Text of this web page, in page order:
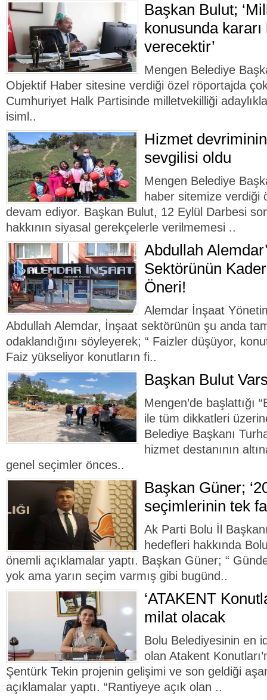
Başkan Bulut;
konusunda
verecektir’
Mengen Belediye
Objektif Haber sitesine verdiği özel röportajda
Cumhuriyet Halk Partisinde milletvekilliği
isiml..
Hizmet
sevgilisi oldu
Mengen Belediye
haber sitemize verdiği
devam ediyor. Başkan Bulut, 12 Eylül Darbesi
hakkının siyasal gerekçelerle verilmemesi ..
Abdullah
Sektörünün
Öneri!
Alemdar İnşaat
Abdullah Alemdar, İnşaat sektörünün şu anda
odaklandığını söyleyerek; “ Faizler düşüyor,
Faiz yükseliyor konutların fi..
Başkan Bulut
Mengen’de başlattığı
ile tüm dikkatleri
Belediye Başkanı
hizmet destanının
genel seçimler önces..
Başkan Güner;
seçimlerinin tek
Ak Parti Bolu İl
hedefleri hakkında
önemli açıklamalar yaptı. Başkan Güner; “
yok ama yarın seçim varmış gibi bugünd..
‘ATAKENT
milat olacak
Bolu Belediyesinin en
olan Atakent
Şentürk Tekin projenin gelişimi ve son geldiği
açıklamalar yaptı. “Rantiyeye açık olan ..